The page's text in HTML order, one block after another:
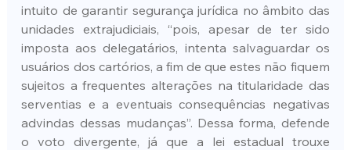
intuito de garantir segurança jurídica no âmbito das
unidades extrajudiciais, “pois, apesar de ter sido
imposta aos delegatários, intenta salvaguardar os
usuários dos cartórios, a fim de que estes não fiquem
sujeitos a frequentes alterações na titularidade das
serventias e a eventuais consequências negativas
advindas dessas mudanças”. Dessa forma, defende
o voto divergente, já que a lei estadual trouxe